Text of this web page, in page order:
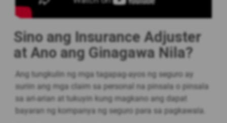
Sino ang Insurance Adjuster
at Ano ang Ginagawa Nila?
Ang tungkulin ng mga tagapag-ayos ng seguro ay
suriin ang mga claim sa personal na pinsala o pinsala
sa ari-arian at tukuyin kung magkano ang dapat
bayaran ng kompanya ng seguro para sa pagkawala.